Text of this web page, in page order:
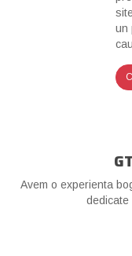
un
Avem o experienta
dedicate